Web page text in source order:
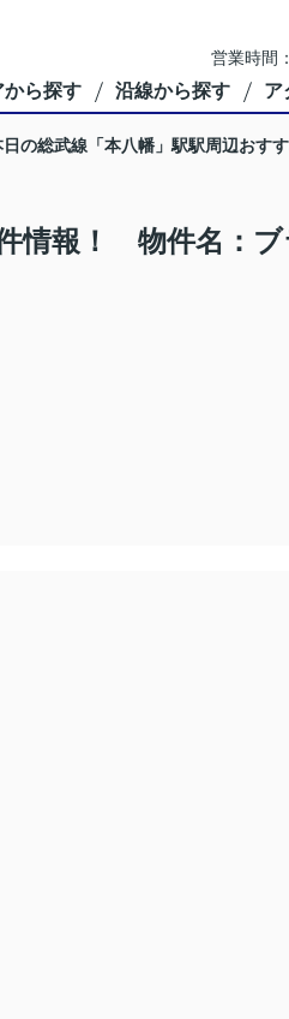
営業時間
から探す 沿線から探す ア
日の総武線「本八幡」駅駅周辺おす
情報！ 物件名：ブ